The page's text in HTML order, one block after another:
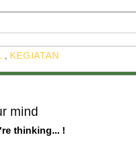
, KEGIATAN
mind
thinking... !